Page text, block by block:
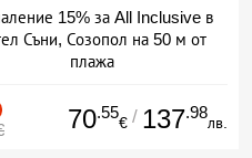
15% за All Inclusive в
Съни, Созопол на 50 м от
плажа
70.55
€ / 137.98
лв.